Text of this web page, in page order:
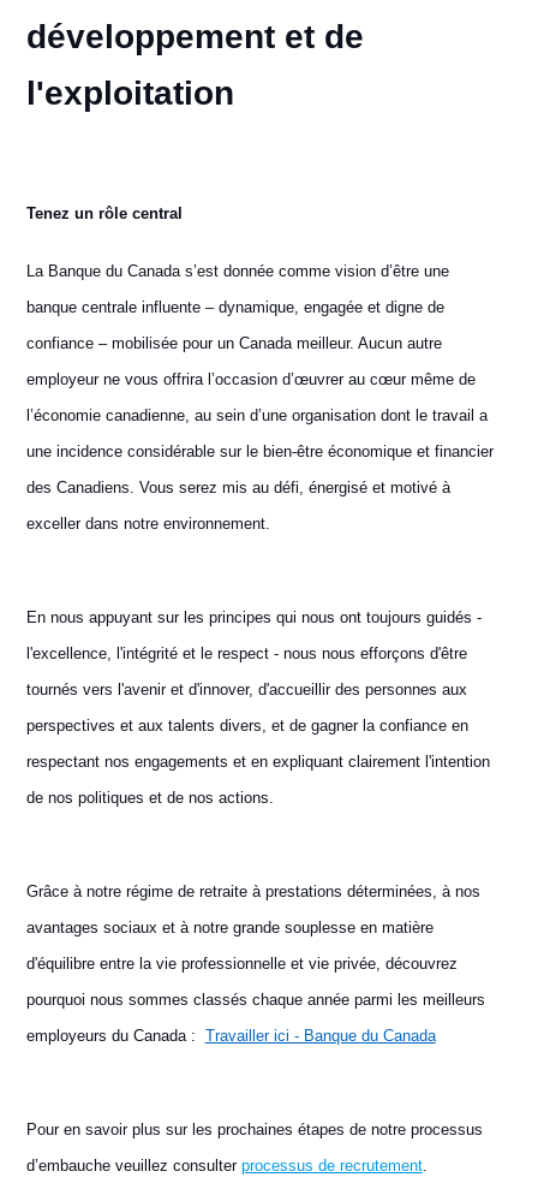
développement et de
l'exploitation
Tenez un rôle central
La Banque du Canada s’est donnée comme vision d’être une
banque centrale influente – dynamique, engagée et digne de
confiance – mobilisée pour un Canada meilleur. Aucun autre
employeur ne vous offrira l’occasion d’œuvrer au cœur même de
l’économie canadienne, au sein d’une organisation dont le travail a
une incidence considérable sur le bien-être économique et financier
des Canadiens. Vous serez mis au défi, énergisé et motivé à
exceller dans notre environnement.
En nous appuyant sur les principes qui nous ont toujours guidés -
l'excellence, l'intégrité et le respect - nous nous efforçons d'être
tournés vers l'avenir et d'innover, d'accueillir des personnes aux
perspectives et aux talents divers, et de gagner la confiance en
respectant nos engagements et en expliquant clairement l'intention
de nos politiques et de nos actions.
Grâce à notre régime de retraite à prestations déterminées, à nos
avantages sociaux et à notre grande souplesse en matière
d'équilibre entre la vie professionnelle et vie privée, découvrez
pourquoi nous sommes classés chaque année parmi les meilleurs
employeurs du Canada : Travailler ici - Banque du Canada
Pour en savoir plus sur les prochaines étapes de notre processus
d’embauche veuillez consulter processus de recrutement.